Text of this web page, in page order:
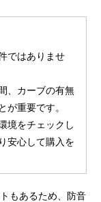
ではありませ
、カーブの有無
が重要です。
境をチェックし
安心して購入を
もあるため、防音